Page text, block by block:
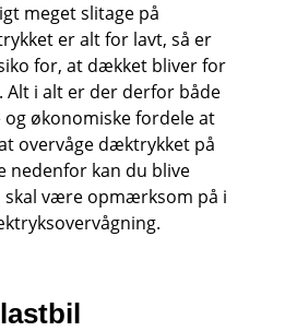
meget slitage på
er alt for lavt, så er
for, at dækket bliver for
i alt er der derfor både
økonomiske fordele at
overvåge dæktrykket på
nedenfor kan du blive
skal være opmærksom på i